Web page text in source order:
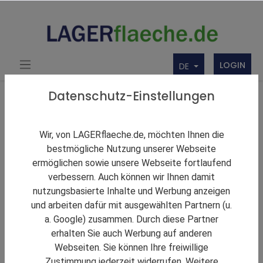
DE LOGIN
Themen Rund um Lager und LAGERflaeche.de
TV-Studio bei SEGRO in Köln
Datenschutz-Einstellungen
Wir, von LAGERflaeche.de, möchten Ihnen die
bestmögliche Nutzung unserer Webseite
ermöglichen sowie unsere Webseite fortlaufend
verbessern. Auch können wir Ihnen damit
nutzungsbasierte Inhalte und Werbung anzeigen
und arbeiten dafür mit ausgewählten Partnern (u.
a. Google) zusammen. Durch diese Partner
erhalten Sie auch Werbung auf anderen
Webseiten. Sie können Ihre freiwillige